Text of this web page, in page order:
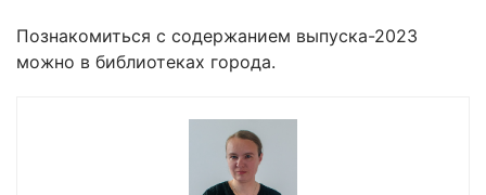
Познакомиться с содержанием выпуска-2023
можно в библиотеках города.